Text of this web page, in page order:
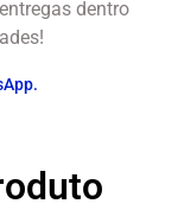
dentro